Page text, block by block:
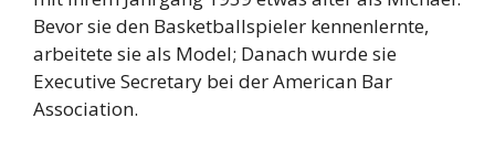
Bevor sie den Basketballspieler kennenlernte,
arbeitete sie als Model; Danach wurde sie
Executive Secretary bei der American Bar
Association.